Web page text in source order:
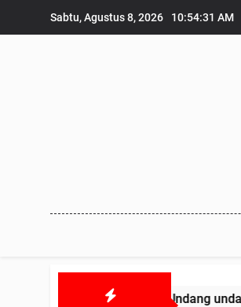
Sabtu, Agustus 8, 2026 10:54:32 AM
melanggar Undang undang